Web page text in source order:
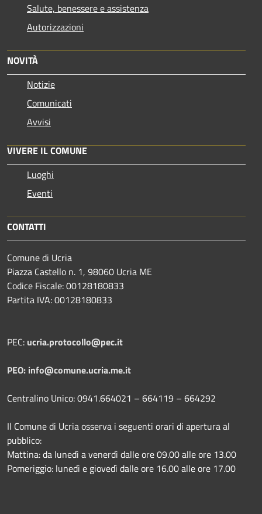
Salute, benessere e assistenza
Autorizzazioni
NOVITÀ
Notizie
Comunicati
Avvisi
VIVERE IL COMUNE
Luoghi
Eventi
CONTATTI
Comune di Ucria
Piazza Castello n. 1, 98060 Ucria ME
Codice Fiscale: 00128180833
Partita IVA: 00128180833
PEC: ucria.protocollo@pec.it
PEO: info@comune.ucria.me.it
Centralino Unico: 0941.664021 – 664119 – 664292
Il Comune di Ucria osserva i seguenti orari di apertura al
pubblico:
Mattina: da lunedì a venerdì dalle ore 09.00 alle ore 13.00
Pomeriggio: lunedì e giovedì dalle ore 16.00 alle ore 17.00